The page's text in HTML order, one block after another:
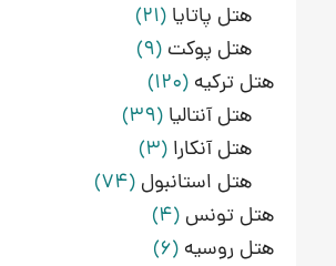
هتل پاتایا (21)
هتل پوکت (9)
هتل ترکیه (120)
هتل آنتالیا (39)
هتل آنکارا (3)
هتل استانبول (74)
هتل تونس (4)
هتل روسیه (6)